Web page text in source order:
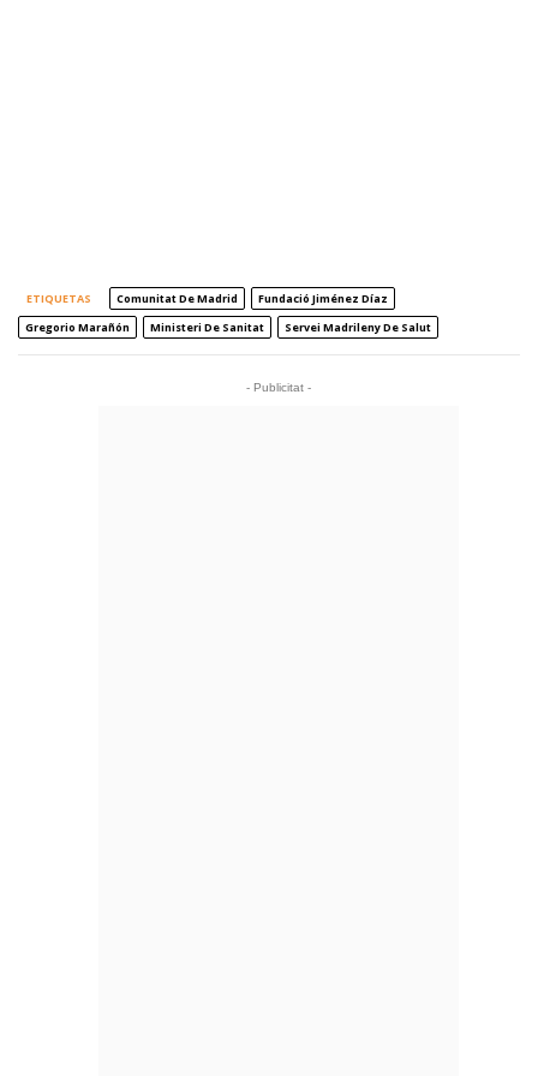
ETIQUETAS Comunitat De Madrid
Fundació Jiménez Díaz
Gregorio Marañón
Ministeri De Sanitat Servei Madrileny De Salut
- Publicitat -